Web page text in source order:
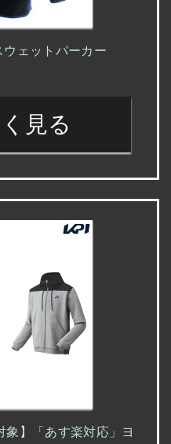
ェットパーカー
見る
象】「あす楽対応」ヨ